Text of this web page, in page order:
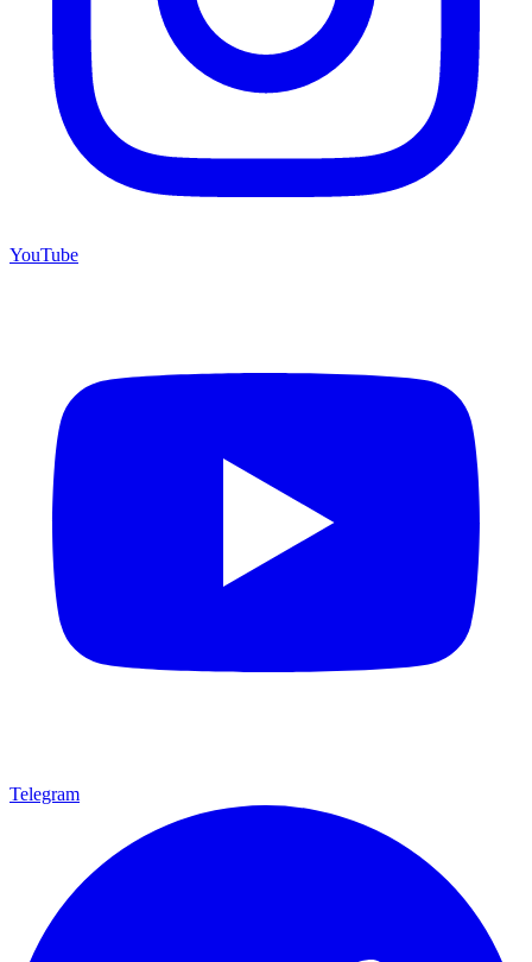
YouTube
Telegram